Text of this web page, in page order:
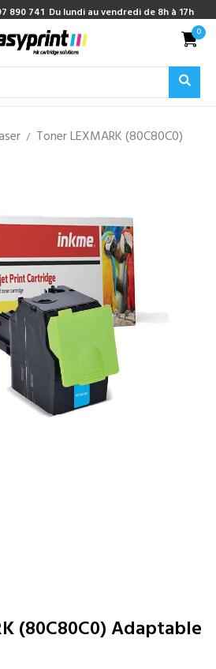
890 741 Du lundi au vendredi de 8h à 17h
0
Toner LEXMARK (80C80C0)
(80C80C0) Adaptable